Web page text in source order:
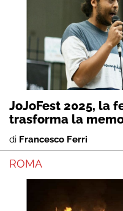
JoJoFest 2025, la
trasforma la
di Francesco Ferri
ROMA